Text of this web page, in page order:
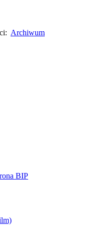
Archiwum